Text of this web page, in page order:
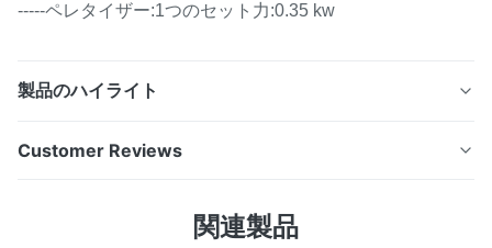
-----ペレタイザー:1つのセット力:0.35 kw
製品のハイライト
化PPのPe 機械を作る小型造粒機の双生児ねじ押出機の家
ーニング式があります それらを異なったタイプの材料を
Customer Reviews
Based on 50 reviews recently
関連製品